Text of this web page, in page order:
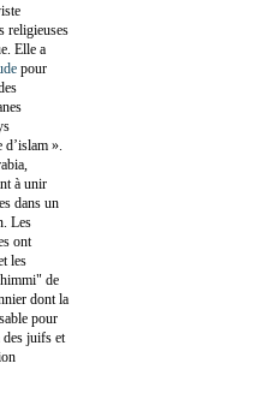
religieuses
Elle a
pour
».
à unir
dans un
Les
ont
les
de
dont la
pour
des juifs et